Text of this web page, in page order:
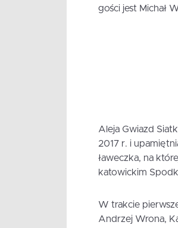
gości jest Michał
Aleja Gwiazd
2017 r. i
ławeczka, na
katowickim
W trakcie
Andrzej Wrona,